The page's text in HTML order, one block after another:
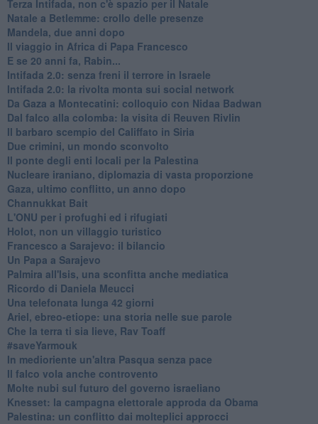
Terza Intifada, non c'è spazio per il Natale
Natale a Betlemme: crollo delle presenze
Mandela, due anni dopo
Il viaggio in Africa di Papa Francesco
E se 20 anni fa, Rabin...
Intifada 2.0: senza freni il terrore in Israele
Intifada 2.0: la rivolta monta sui social network
Da Gaza a Montecatini: colloquio con Nidaa Badwan
Dal falco alla colomba: la visita di Reuven Rivlin
Il barbaro scempio del Califfato in Siria
Due crimini, un mondo sconvolto
Il ponte degli enti locali per la Palestina
Nucleare iraniano, diplomazia di vasta proporzione
Gaza, ultimo conflitto, un anno dopo
Channukkat Bait
L'ONU per i profughi ed i rifugiati
Holot, non un villaggio turistico
Francesco a Sarajevo: il bilancio
Un Papa a Sarajevo
Palmira all'Isis, una sconfitta anche mediatica
Ricordo di Daniela Meucci
​Una telefonata lunga 42 giorni
​Ariel, ebreo-etiope: una storia nelle sue parole
Che la terra ti sia lieve, Rav Toaff
​#saveYarmouk
​In medioriente un'altra Pasqua senza pace
​Il falco vola anche controvento
Molte nubi sul futuro del governo israeliano
Knesset: la campagna elettorale approda da Obama
Palestina: un conflitto dai molteplici approcci